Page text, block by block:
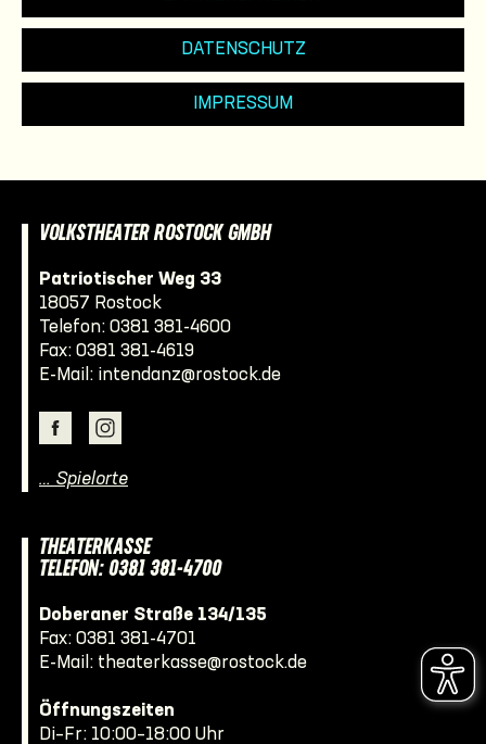
DATENSCHUTZ
IMPRESSUM
VOLKSTHEATER ROSTOCK GMBH
Patriotischer Weg 33
18057 Rostock
Telefon: 0381 381-4600
Fax: 0381 381-4619
E-Mail: intendanz@rostock.de
… Spielorte
THEATERKASSE
TELEFON: 0381 381-4700
Doberaner Straße 134/135
Fax: 0381 381-4701
E-Mail: theaterkasse@rostock.de
Öffnungszeiten
Di–Fr: 10:00–18:00 Uhr